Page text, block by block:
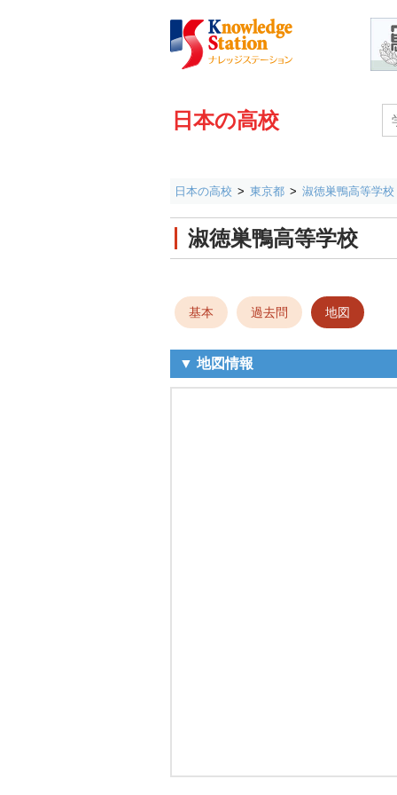
日本の高校
日本の高校 東京都 淑徳巣鴨高等学校
淑徳巣鴨高等学校
基本 過去問 地図
▼ 地図情報